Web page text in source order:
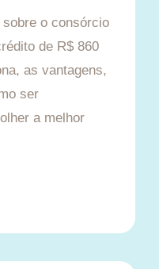
o consórcio
de R$ 860
as vantagens,
ser
a melhor